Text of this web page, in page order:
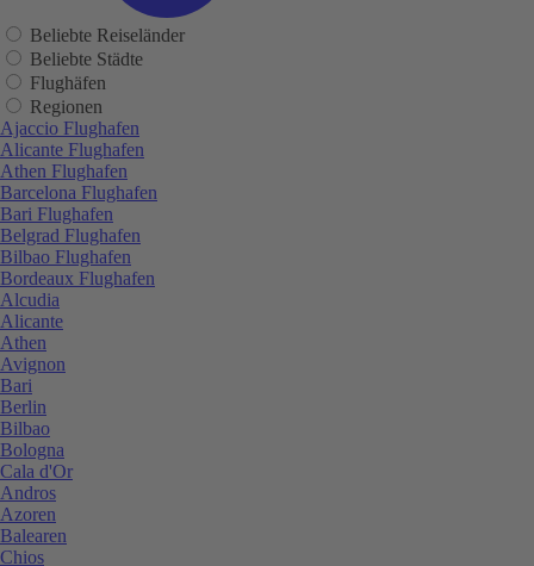
Beliebte Reiseländer
Beliebte Städte
Flughäfen
Regionen
Ajaccio Flughafen
Alicante Flughafen
Athen Flughafen
Barcelona Flughafen
Bari Flughafen
Belgrad Flughafen
Bilbao Flughafen
Bordeaux Flughafen
Alcudia
Alicante
Athen
Avignon
Bari
Berlin
Bilbao
Bologna
Cala d'Or
Andros
Azoren
Balearen
Chios